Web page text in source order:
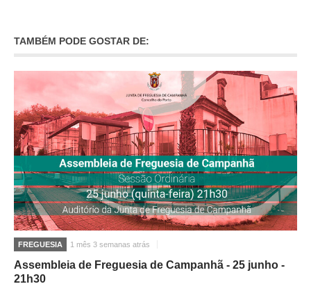
TAMBÉM PODE GOSTAR DE:
FREGUESIA 1 mês 3 semanas atrás
Assembleia de Freguesia de Campanhã - 25 junho -
21h30